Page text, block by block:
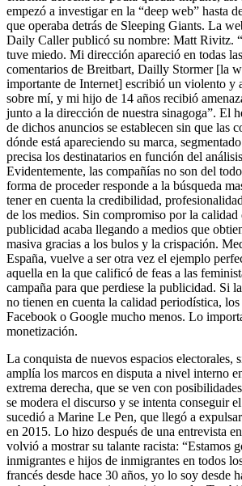
empezó a investigar en la “deep web” hasta
que operaba detrás de Sleeping Giants. La
Daily Caller publicó su nombre: Matt Rivitz.
tuve miedo. Mi dirección apareció en todas
comentarios de Breitbart, Dailly Stormer [la
importante de Internet] escribió un violento y
sobre mí, y mi hijo de 14 años recibió
junto a la dirección de nuestra sinagoga”. El
de dichos anuncios se establecen sin que las
dónde está apareciendo su marca,
precisa los destinatarios en función del
Evidentemente, las compañías no son del
forma de proceder responde a la búsqueda
tener en cuenta la credibilidad,
de los medios. Sin compromiso por la
publicidad acaba llegando a medios que
masiva gracias a los bulos y la crispación.
España, vuelve a ser otra vez el ejemplo
aquella en la que calificó de feas a las
campaña para que perdiese la publicidad. Si
no tienen en cuenta la calidad periodística,
Facebook o Google mucho menos. Lo
monetización.
La conquista de nuevos espacios electorales,
amplía los marcos en disputa a nivel interno
extrema derecha, que se ven con
se modera el discurso y se intenta conseguir
sucedió a Marine Le Pen, que llegó a
en 2015. Lo hizo después de una entrevista
volvió a mostrar su talante racista: “Estamos
inmigrantes e hijos de inmigrantes en todos
francés desde hace 30 años, yo lo soy desde